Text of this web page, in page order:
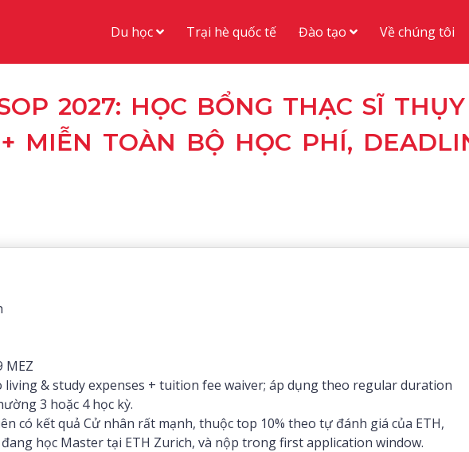
Du học Trại hè quốc tế Đào tạo Về chúng tôi
2027: HỌC BỔNG THẠC SĨ
MIỄN TOÀN BỘ HỌC PHÍ,
MEZ
living & study expenses + tuition fee waiver; áp dụng theo regular duration
3 hoặc 4 học kỳ.
có kết quả Cử nhân rất mạnh, thuộc top 10% theo tự đánh giá của ETH,
học Master tại ETH Zurich, và nộp trong first application window.